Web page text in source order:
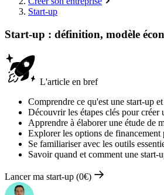
Start-up
Start-up : définition, modèle
L'article en bref
Comprendre ce qu'est une start-up
Découvrir les étapes clés pour créer
Apprendre à élaborer une étude de
Explorer les options de
Se familiariser avec les outils
Savoir quand et comment une start-
Lancer ma start-up (0€)